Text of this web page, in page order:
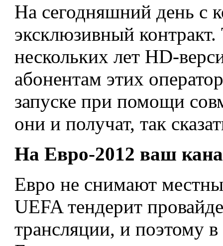
На сегодняшний день с
эксклюзивный
нескольких лет HD-
абонентам этих
запуске при помощи
они и получат, так
На Евро-2012 ваш
Евро не снимают
UEFA тендерит
трансляции, и поэтому